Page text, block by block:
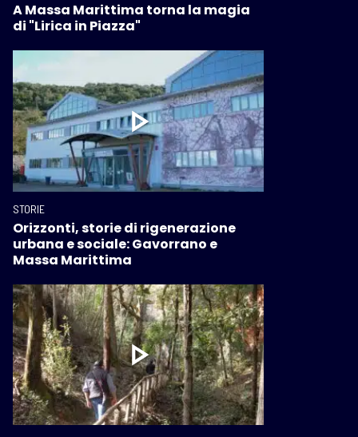
A Massa Marittima torna la magia
di "Lirica in Piazza"
STORIE
Orizzonti, storie di rigenerazione
urbana e sociale: Gavorrano e
Massa Marittima